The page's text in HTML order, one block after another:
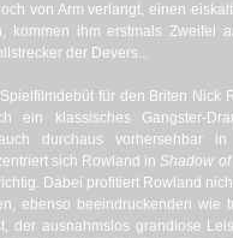
von Arm verlangt, einen
kommen ihm erstmals Zweifel
der Devers...
für den Briten Nick
ein klassisches Gangster-
durchaus vorhersehbar in
sich Rowland in Shadow
Dabei profitiert Rowland
ebenso beeindruckenden wie
der ausnahmslos grandiose